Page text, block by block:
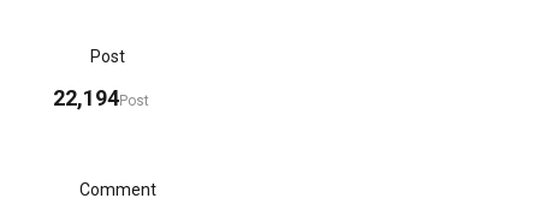
Post
22,194Post
Comment